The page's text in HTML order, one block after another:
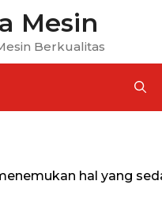
Mesin
Berkualitas
hal yang